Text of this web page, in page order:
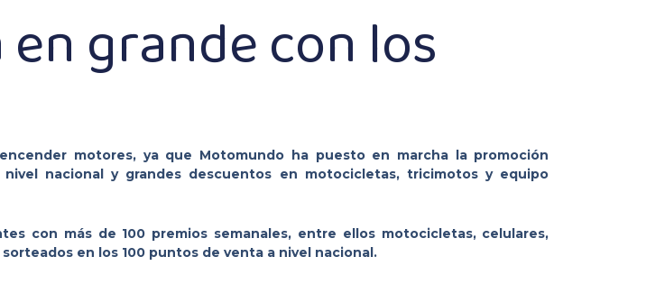
grande con los
motores, ya que Motomundo ha puesto en marcha la promoción
nacional y grandes descuentos en motocicletas, tricimotos y equipo
con más de 100 premios semanales, entre ellos motocicletas, celulares,
en los 100 puntos de venta a nivel nacional.